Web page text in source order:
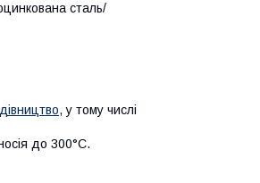
сталь/
, у тому числі
до 300°С.